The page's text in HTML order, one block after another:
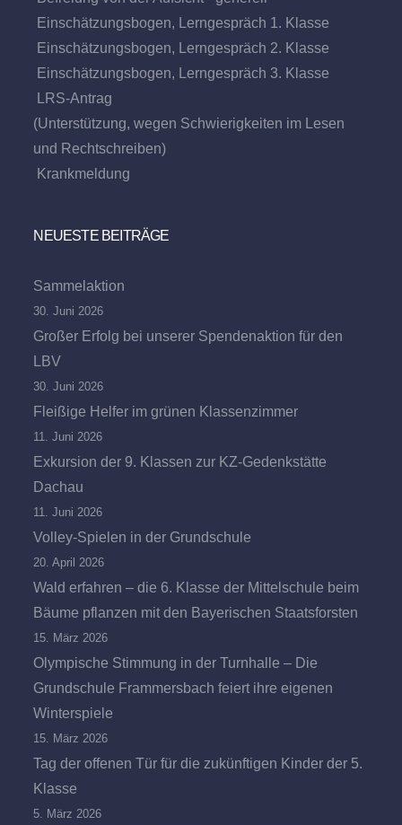
Einschätzungsbogen, Lerngespräch 1. Klasse
Einschätzungsbogen, Lerngespräch 2. Klasse
Einschätzungsbogen, Lerngespräch 3. Klasse
LRS-Antrag
(Unterstützung, wegen Schwierigkeiten im Lesen
und Rechtschreiben)
Krankmeldung
NEUESTE BEITRÄGE
Sammelaktion
30. Juni 2026
Großer Erfolg bei unserer Spendenaktion für den
LBV
30. Juni 2026
Fleißige Helfer im grünen Klassenzimmer
11. Juni 2026
Exkursion der 9. Klassen zur KZ-Gedenkstätte
Dachau
11. Juni 2026
Volley-Spielen in der Grundschule
20. April 2026
Wald erfahren – die 6. Klasse der Mittelschule beim
Bäume pflanzen mit den Bayerischen Staatsforsten
15. März 2026
Olympische Stimmung in der Turnhalle – Die
Grundschule Frammersbach feiert ihre eigenen
Winterspiele
15. März 2026
Tag der offenen Tür für die zukünftigen Kinder der 5.
Klasse
5. März 2026